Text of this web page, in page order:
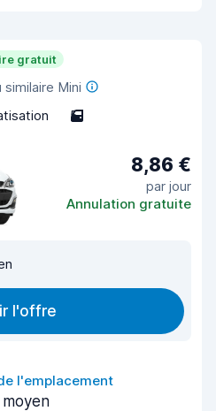
gratuit
similaire Mini
5
8,86 €
par jour
Annulation gratuite
l'offre
l'emplacement